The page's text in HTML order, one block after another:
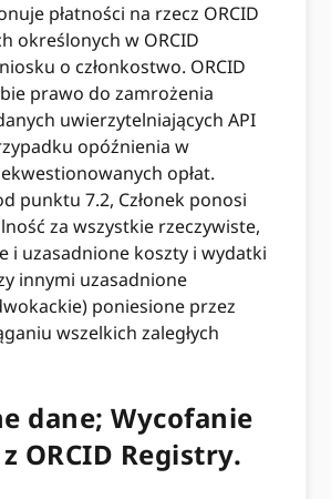
płatności na rzecz ORCID
określonych w ORCID
o członkostwo. ORCID
prawo do zamrożenia
uwierzytelniających API
opóźnienia w
opłat.
punktu 7.2, Członek ponosi
za wszystkie rzeczywiste,
i uzasadnione koszty i wydatki
innymi uzasadnione
poniesione przez
wszelkich zaległych
dane; Wycofanie
ORCID Registry.